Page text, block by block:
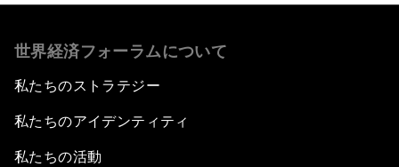
世界経済フォーラムについて
私たちのストラテジー
私たちのアイデンティティ
私たちの活動